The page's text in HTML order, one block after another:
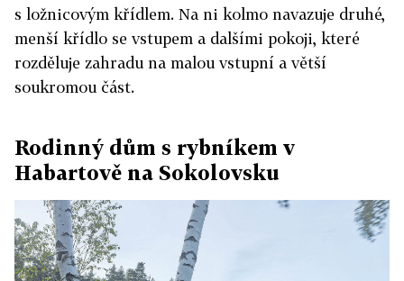
s ložnicovým křídlem. Na ni kolmo navazuje druhé,
menší křídlo se vstupem a dalšími pokoji, které
rozděluje zahradu na malou vstupní a větší
soukromou část.
Rodinný dům s rybníkem v
Habartově na Sokolovsku